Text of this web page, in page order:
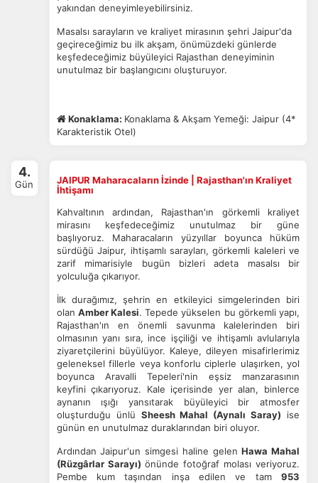
yakından deneyimleyebilirsiniz.
Masalsı sarayların ve kraliyet mirasının şehri Jaipur'da
geçireceğimiz bu ilk akşam, önümüzdeki günlerde
keşfedeceğimiz büyüleyici Rajasthan deneyiminin
unutulmaz bir başlangıcını oluşturuyor.
Konaklama: Konaklama & Akşam Yemeği: Jaipur (4*
Karakteristik Otel)
4.
Gün
JAIPUR Maharacaların İzinde | Rajasthan'ın Kraliyet
İhtişamı
Kahvaltının ardından, Rajasthan'ın görkemli kraliyet
mirasını keşfedeceğimiz unutulmaz bir güne
başlıyoruz. Maharacaların yüzyıllar boyunca hüküm
sürdüğü Jaipur, ihtişamlı sarayları, görkemli kaleleri ve
zarif mimarisiyle bugün bizleri adeta masalsı bir
yolculuğa çıkarıyor.
İlk durağımız, şehrin en etkileyici simgelerinden biri
olan Amber Kalesi. Tepede yükselen bu görkemli yapı,
Rajasthan'ın en önemli savunma kalelerinden biri
olmasının yanı sıra, ince işçiliği ve ihtişamlı avlularıyla
ziyaretçilerini büyülüyor. Kaleye, dileyen misafirlerimiz
geleneksel fillerle veya konforlu ciplerle ulaşırken, yol
boyunca Aravalli Tepeleri'nin eşsiz manzarasının
keyfini çıkarıyoruz. Kale içerisinde yer alan, binlerce
aynanın ışığı yansıtarak büyüleyici bir atmosfer
oluşturduğu ünlü Sheesh Mahal (Aynalı Saray) ise
günün en unutulmaz duraklarından biri oluyor.
Ardından Jaipur'un simgesi haline gelenHawa Mahal
(Rüzgârlar Sarayı) önünde fotoğraf molası veriyoruz.
Pembe kum taşından inşa edilen ve tam 953